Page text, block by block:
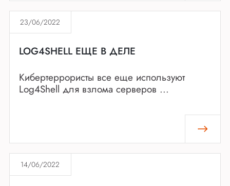
23/06/2022
LOG4SHELL ЕЩЕ В ДЕЛЕ
Кибертеррористы все еще используют
Log4Shell для взлома серверов ...
14/06/2022